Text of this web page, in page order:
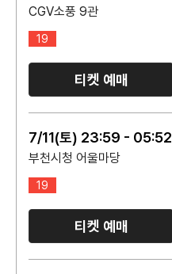
CGV소풍 9관
19
티켓 예매
7/11(토) 23:59 - 05:52
부천시청 어울마당
19
티켓 예매